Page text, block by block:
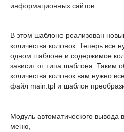
информационных сайтов.
В этом шаблоне реализован
количества колонок. Теперь все
одном шаблоне и содержимое
зависит от типа шаблона. Таким
количества колонок вам нужно
файл main.tpl и шаблон
Модуль автоматического вывода
меню,